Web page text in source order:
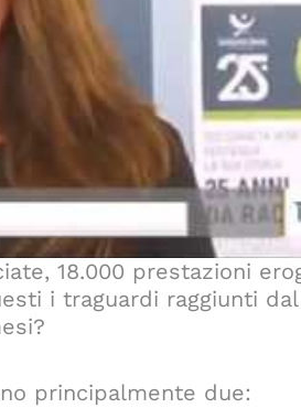
18.000 prestazioni
i traguardi raggiunti
principalmente due: